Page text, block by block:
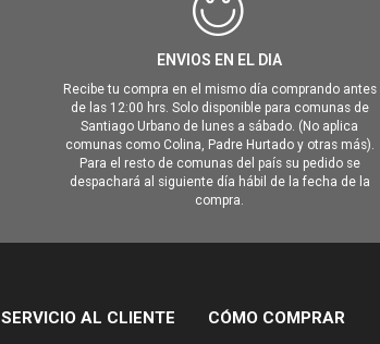
ENVIOS EN EL DIA
Recibe tu compra en el mismo día comprando antes
de las 12:00 hrs. Solo disponible para comunas de
Santiago Urbano de lunes a sábado. (No aplica
comunas como Colina, Padre Hurtado y otras más).
Para el resto de comunas del país su pedido se
despachará al siguiente día hábil de la fecha de la
compra.
SERVICIO AL CLIENTE CÓMO COMPRAR